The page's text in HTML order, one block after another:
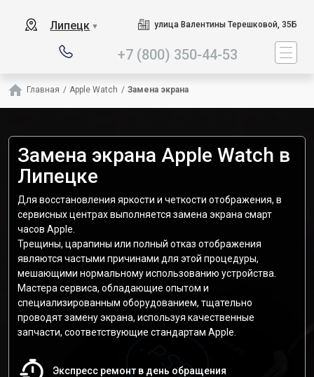
Липецк ▼ улица Валентины Терешковой, 35Б
+7 (800) 350-44-53
Главная / Apple Watch / Замена экрана
Замена экрана Apple Watch в
Липецке
Для восстановления яркости и четкости отображения, в
сервисных центрах выполняется замена экрана смарт
часов Apple.
Трещины, царапины или полный отказ отображения
являются частыми причинами для этой процедуры,
мешающими нормальному использованию устройства.
Мастера сервиса, обладающие опытом и
специализированным оборудованием, тщательно
проводят замену экрана, используя качественные
запчасти, соответствующие стандартам Apple.
Экспресс ремонт в день обращения